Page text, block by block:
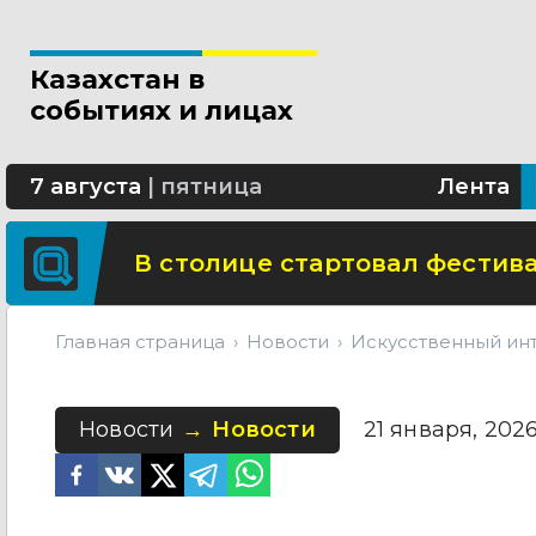
Казахстан в
событиях и лицах
7 августа пятница Лента
В Алматы благоустраивают
Сколько стоит собрать
В столице стартовал
Главная страница Новости Искусственный
Новости Новости 21 января,